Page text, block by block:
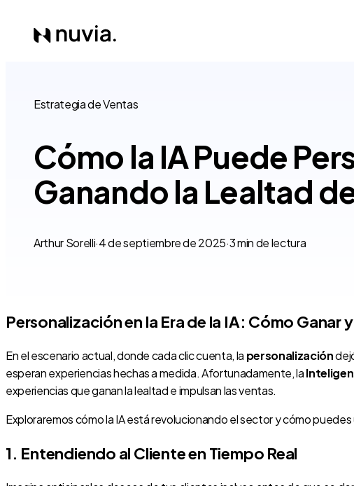
Estrategia de Ventas
Cómo la IA Puede
Ganando la Lealtad
Arthur Sorelli·4 de septiembre de 2025·3 min de lectura
Personalización en la Era de la IA: Cómo Ganar
En el escenario actual, donde cada clic cuenta, la personalización
esperan experiencias hechas a medida. Afortunadamente, la
experiencias que ganan la lealtad e impulsan las ventas.
Exploraremos cómo la IA está revolucionando el sector y cómo
1. Entendiendo al Cliente en Tiempo Real